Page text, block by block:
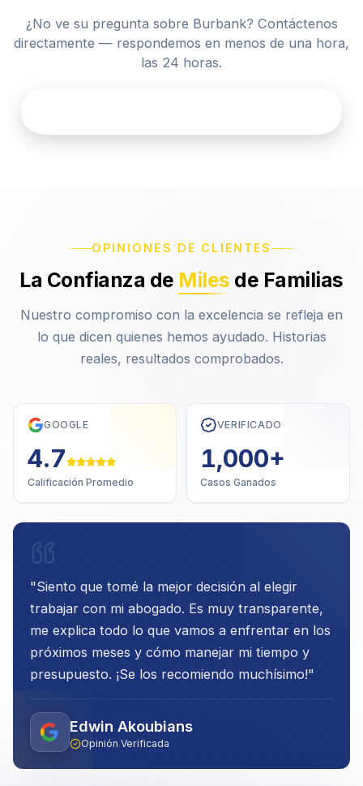
¿No ve su pregunta sobre Burbank? Contáctenos
directamente — respondemos en menos de una hora,
las 24 horas.
OPINIONES DE CLIENTES
La Confianza de Miles de Familias
Nuestro compromiso con la excelencia se refleja en
lo que dicen quienes hemos ayudado. Historias
reales, resultados comprobados.
GOOGLE
4.7
Calificación Promedio
VERIFICADO
1,000+
Casos Ganados
"Siento que tomé la mejor decisión al elegir
trabajar con mi abogado. Es muy transparente,
me explica todo lo que vamos a enfrentar en los
próximos meses y cómo manejar mi tiempo y
presupuesto. ¡Se los recomiendo muchísimo!"
Edwin Akoubians
Opinión Verificada